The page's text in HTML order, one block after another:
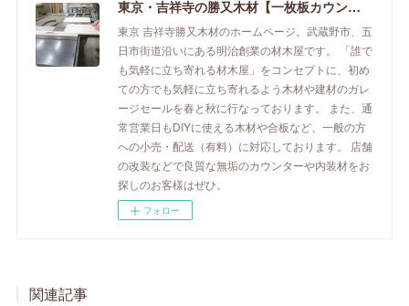
東京・吉祥寺の勝又木材【一枚板カウンター】
東京 吉祥寺勝又木材のホームページ。武蔵野市、五
日市街道沿いにある明治創業の材木屋です。 「誰で
も気軽に立ち寄れる材木屋」をコンセプトに、初め
ての方でも気軽に立ち寄れるよう木材や建材のガレ
ージセールを春と秋に行なっております。 また、通
常営業日もDIYに使える木材や合板など、一般の方
への小売・配送（有料）に対応しております。 店舗
の改装などで良質な無垢のカウンターや内装材をお
探しのお客様はぜひ。
フォロー
関連記事